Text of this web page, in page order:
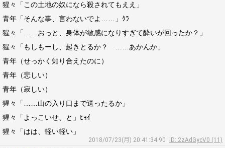
猩々「この土地の奴になら殺されてもええ」
青年「そんな事、言わないでよ……」ｸﾗ
猩々「……おっと、身体が敏感になりすぎて酔いが回ったか？」
猩々「もしもーし、起きとるか？ ……あかんか」
青年（せっかく知り合えたのに）
青年（悲しい）
青年（寂しい）
猩々「……山の入り口まで送ったるか」
猩々「よっこいせ、と」ﾋｮｲ
猩々「はは、軽い軽い」
2018/07/23(月) 20:41:34.90
ID: 2zAdGycV0 (11)